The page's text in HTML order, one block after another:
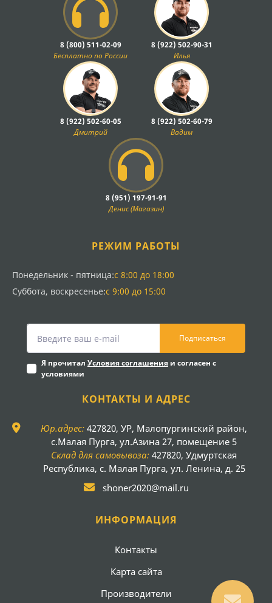
8 (800) 511-02-09
Бесплатно по России
8 (922) 502-90-31
Илья
8 (922) 502-60-05
Дмитрий
8 (922) 502-60-79
Вадим
8 (951) 197-91-91
Денис (Магазин)
РЕЖИМ РАБОТЫ
Понедельник - пятница:с 8:00 до 18:00
Суббота, воскресенье:с 9:00 до 15:00
Подписаться
Я прочитал Условия соглашения и согласен с
условиями
КОНТАКТЫ И АДРЕС
Юр.адрес: 427820, УР, Малопургинский район,
с.Малая Пурга, ул.Азина 27, помещение 5
Склад для самовывоза: 427820, Удмуртская
Республика, с. Малая Пурга, ул. Ленина, д. 25
shoner2020@mail.ru
ИНФОРМАЦИЯ
Контакты
Карта сайта
Производители